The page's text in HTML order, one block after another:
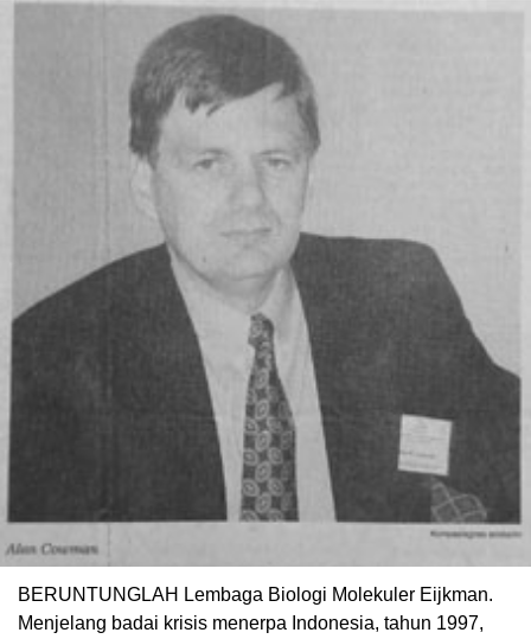
BERUNTUNGLAH Lembaga Biologi Molekuler Eijkman.
Menjelang badai krisis menerpa Indonesia, tahun 1997,